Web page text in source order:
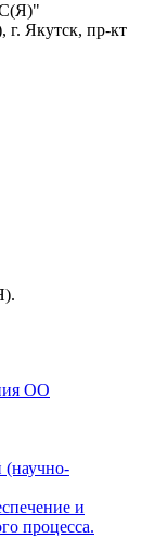
г. Якутск, пр-кт
ОО
(научно-
и
процесса.